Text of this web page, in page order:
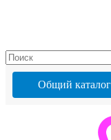
Общий каталог